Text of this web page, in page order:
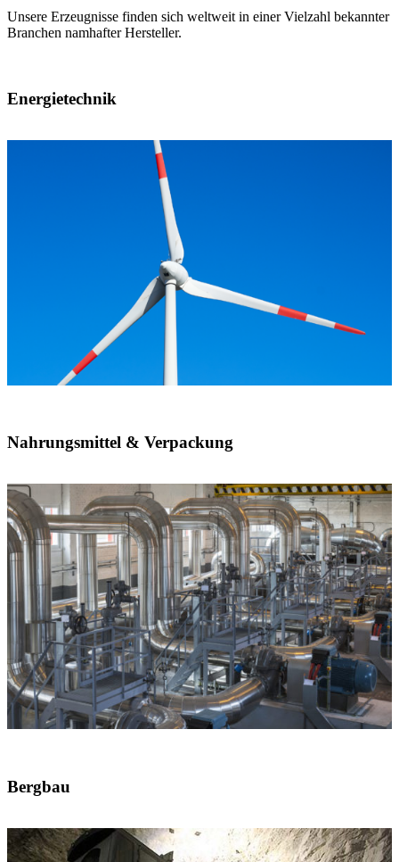
Unsere Erzeugnisse finden sich weltweit in einer Vielzahl bekannter
Branchen namhafter Hersteller.
Energietechnik
Nahrungsmittel & Verpackung
Bergbau